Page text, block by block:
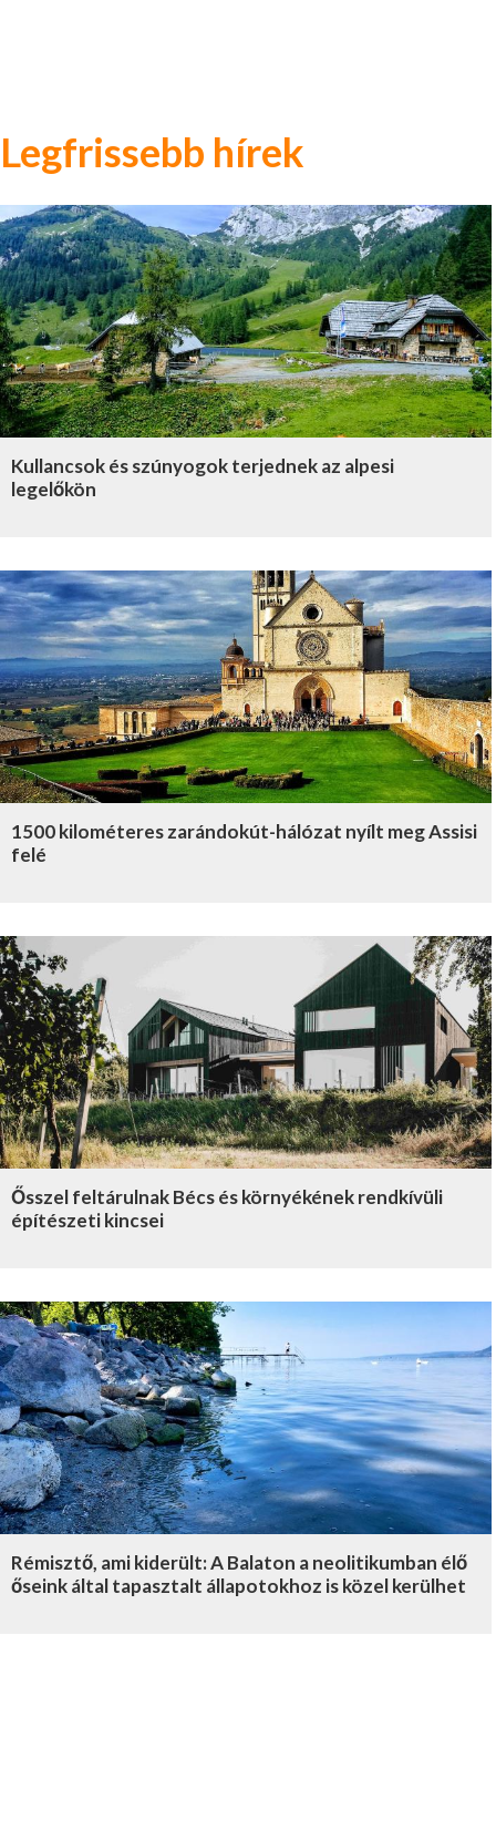
Legfrissebb hírek
Kullancsok és szúnyogok terjednek az alpesi
legelőkön
1500 kilométeres zarándokút-hálózat nyílt meg Assisi
felé
Ősszel feltárulnak Bécs és környékének rendkívüli
építészeti kincsei
Rémisztő, ami kiderült: A Balaton a neolitikumban élő
őseink által tapasztalt állapotokhoz is közel kerülhet